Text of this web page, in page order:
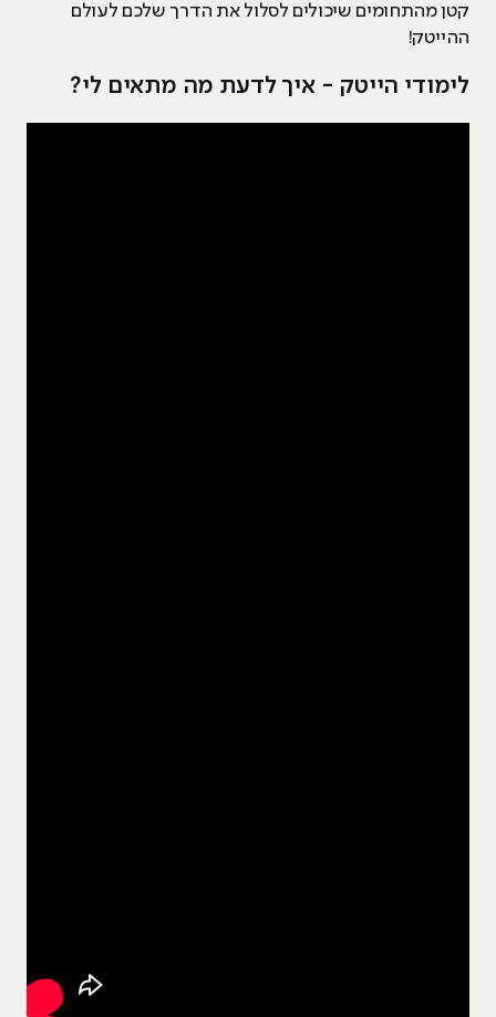
קטן מהתחומים שיכולים לסלול את הדרך שלכם לעולם
ההייטק!
לימודי הייטק - איך לדעת מה מתאים לי?